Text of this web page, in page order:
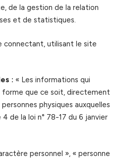
de la gestion de la relation
et de statistiques.
connectant, utilisant le site
: « Les informations qui
que ce soit, directement
physiques auxquelles
de la loi n° 78-17 du 6 janvier
personnel », « personne